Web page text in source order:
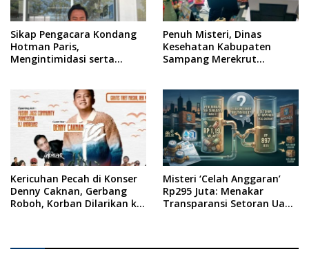
Sikap Pengacara Kondang
Hotman Paris,
Mengintimidasi serta
Sampang Angkat Bicara
Penuh Misteri, Dinas
Kesehatan Kabupaten
Sampang Merekrut
Kericuhan Pecah di Konser
Denny Caknan, Gerbang
Roboh, Korban Dilarikan ke
Misteri ‘Celah Anggaran’
Rp295 Juta: Menakar
Transparansi Setoran Uang